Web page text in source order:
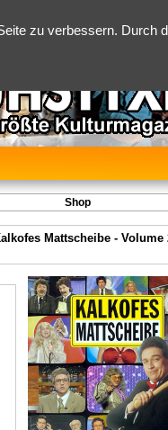
zu verbessern.
Shop
Mattscheibe - Volume